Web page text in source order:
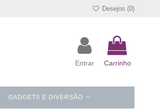
Desejos (0)
Entrar Carrinho
GADGETS E DIVERSÃO